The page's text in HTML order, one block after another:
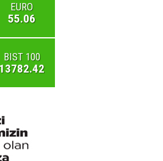
EURO
55.06
BIST 100
13782.42